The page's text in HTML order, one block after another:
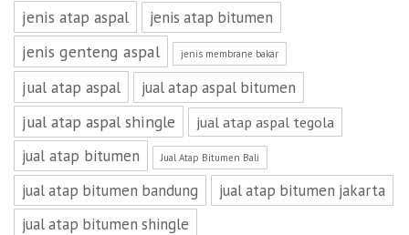
jenis atap aspal jenis atap bitumen
jenis genteng aspal jenis membrane bakar
jual atap aspal jual atap aspal bitumen
jual atap aspal shingle jual atap aspal tegola
jual atap bitumen Jual Atap Bitumen Bali
jual atap bitumen bandung
jual atap bitumen jakarta
jual atap bitumen shingle